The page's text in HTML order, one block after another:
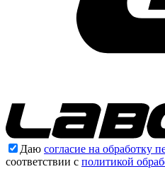
Даю согласие на обработку
соответствии с политикой